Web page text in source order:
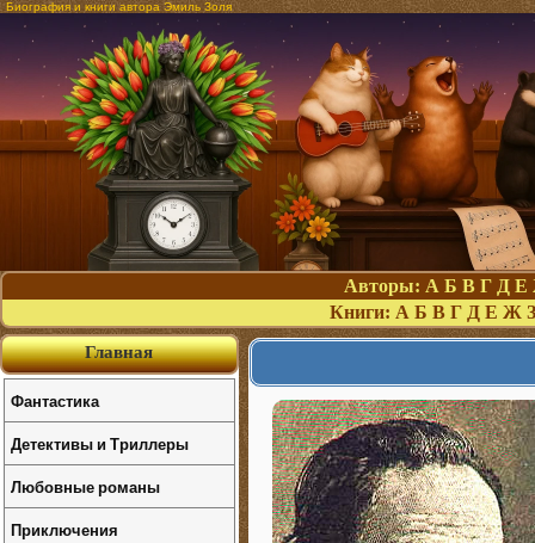
Биография и книги автора Эмиль Золя
Авторы: А Б В Г Д Е
Книги: А Б В Г Д Е Ж З
Главная
Фантастика
Детективы и Триллеры
Любовные романы
Приключения